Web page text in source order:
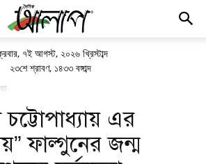
, ৭ই আগস্ট, ২০২৬ খ্রিস্টাব্দ
২৩শে শ্রাবণ, ১৪৩৩ বঙ্গাব্দ
এর
ফাল্গুনের জন্ম